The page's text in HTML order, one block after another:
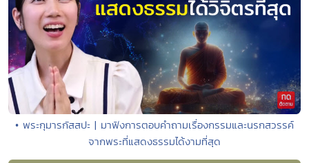
• พระกุมารกัสสปะ | มาฟังการตอบคำถามเรื่องกรรมและนรกสวรรค์
จากพระที่แสดงธรรมได้งามที่สุด